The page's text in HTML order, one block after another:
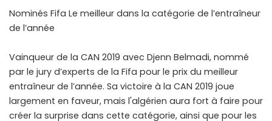
Nominés Fifa Le meilleur dans la catégorie de l’entraîneur
de l’année
Vainqueur de la CAN 2019 avec Djenn Belmadi, nommé
par le jury d’experts de la Fifa pour le prix du meilleur
entraîneur de l’année. Sa victoire à la CAN 2019 joue
largement en faveur, mais l'algérien aura fort à faire pour
créer la surprise dans cette catégorie, ainsi que pour les